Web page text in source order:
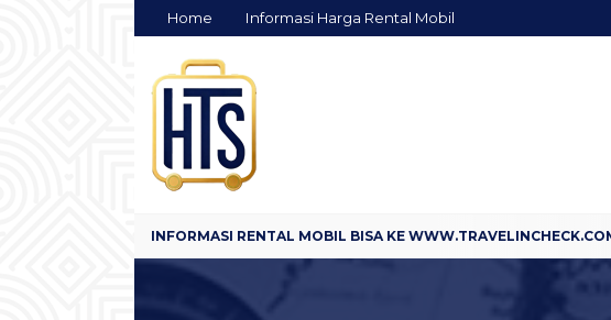
Home Informasi Harga Rental Mobil